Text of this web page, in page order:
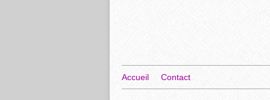
Accueil Contact